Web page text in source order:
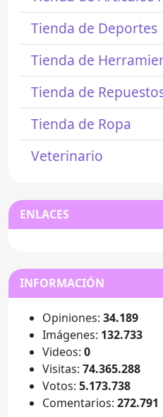
Tienda de Deportes
Tienda de
Tienda de
Tienda de Ropa
Veterinario
ENLACES
INFORMACIÓN
Opiniones: 34.189
Imágenes: 132.733
Videos: 0
Visitas: 74.365.288
Votos: 5.173.738
Comentarios: 272.791